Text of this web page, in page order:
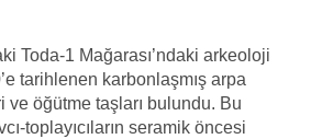
Toda-1 Mağarası’ndaki arkeoloji
tarihlenen karbonlaşmış arpa
ve öğütme taşları bulundu. Bu
toplayıcıların seramik öncesi